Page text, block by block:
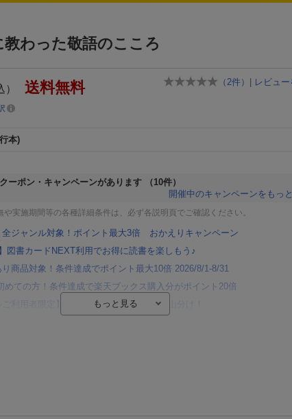
教わった敬語のこころ
（ 2件） | レビュー
） 送料無料
本)
ーポン・キャンペーンがあります
（10件）
開催中のキャンペーンをもっ
実施期間等の各種詳細条件は、必ず各説明頁でご確認ください。
全ジャンル対象！ポイント最大3倍 おかえりキャンペーン
図書カードNEXT利用でお得に読書を楽しもう♪
商品対象！条件達成でポイント最大10倍 2026/8/1-8/31
めての方！条件達成で楽天ブックス購入分がポイント20倍
ご利用者限定】条件達成で100万ポイント山分け！